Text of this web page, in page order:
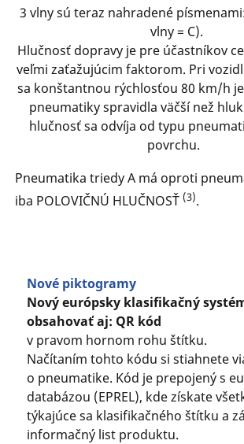
3 vlny sú teraz nahradené
vlny = C).
Hlučnosť dopravy je pre účastníkov
veľmi zaťažujúcim faktorom. Pri
sa konštantnou rýchlosťou 80 km/h
pneumatiky spravidla väčší než
hlučnosť sa odvíja od typu
povrchu.
Pneumatika triedy A má oproti
iba POLOVIČNÚ HLUČNOSŤ (3).
Nové piktogramy
Nový európsky klasifikačný
obsahovať aj: QR kód
v pravom hornom rohu štítku.
Načítaním tohto kódu si stiahnete
o pneumatike. Kód je prepojený s
databázou (EPREL), kde získate
týkajúce sa klasifikačného štítku a
informačný list produktu.